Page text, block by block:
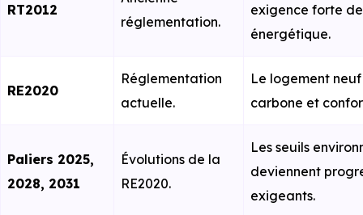
RT2012
réglementation.
exigence forte
énergétique.
RE2020
Réglementation
actuelle.
Le logement
carbone et
Paliers 2025,
2028, 2031
Évolutions de la
RE2020.
Les seuils
deviennent
exigeants.